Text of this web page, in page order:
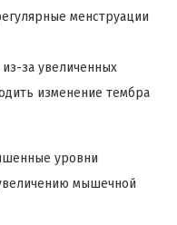
менструации
за увеличенных
изменение тембра
уровни
мышечной